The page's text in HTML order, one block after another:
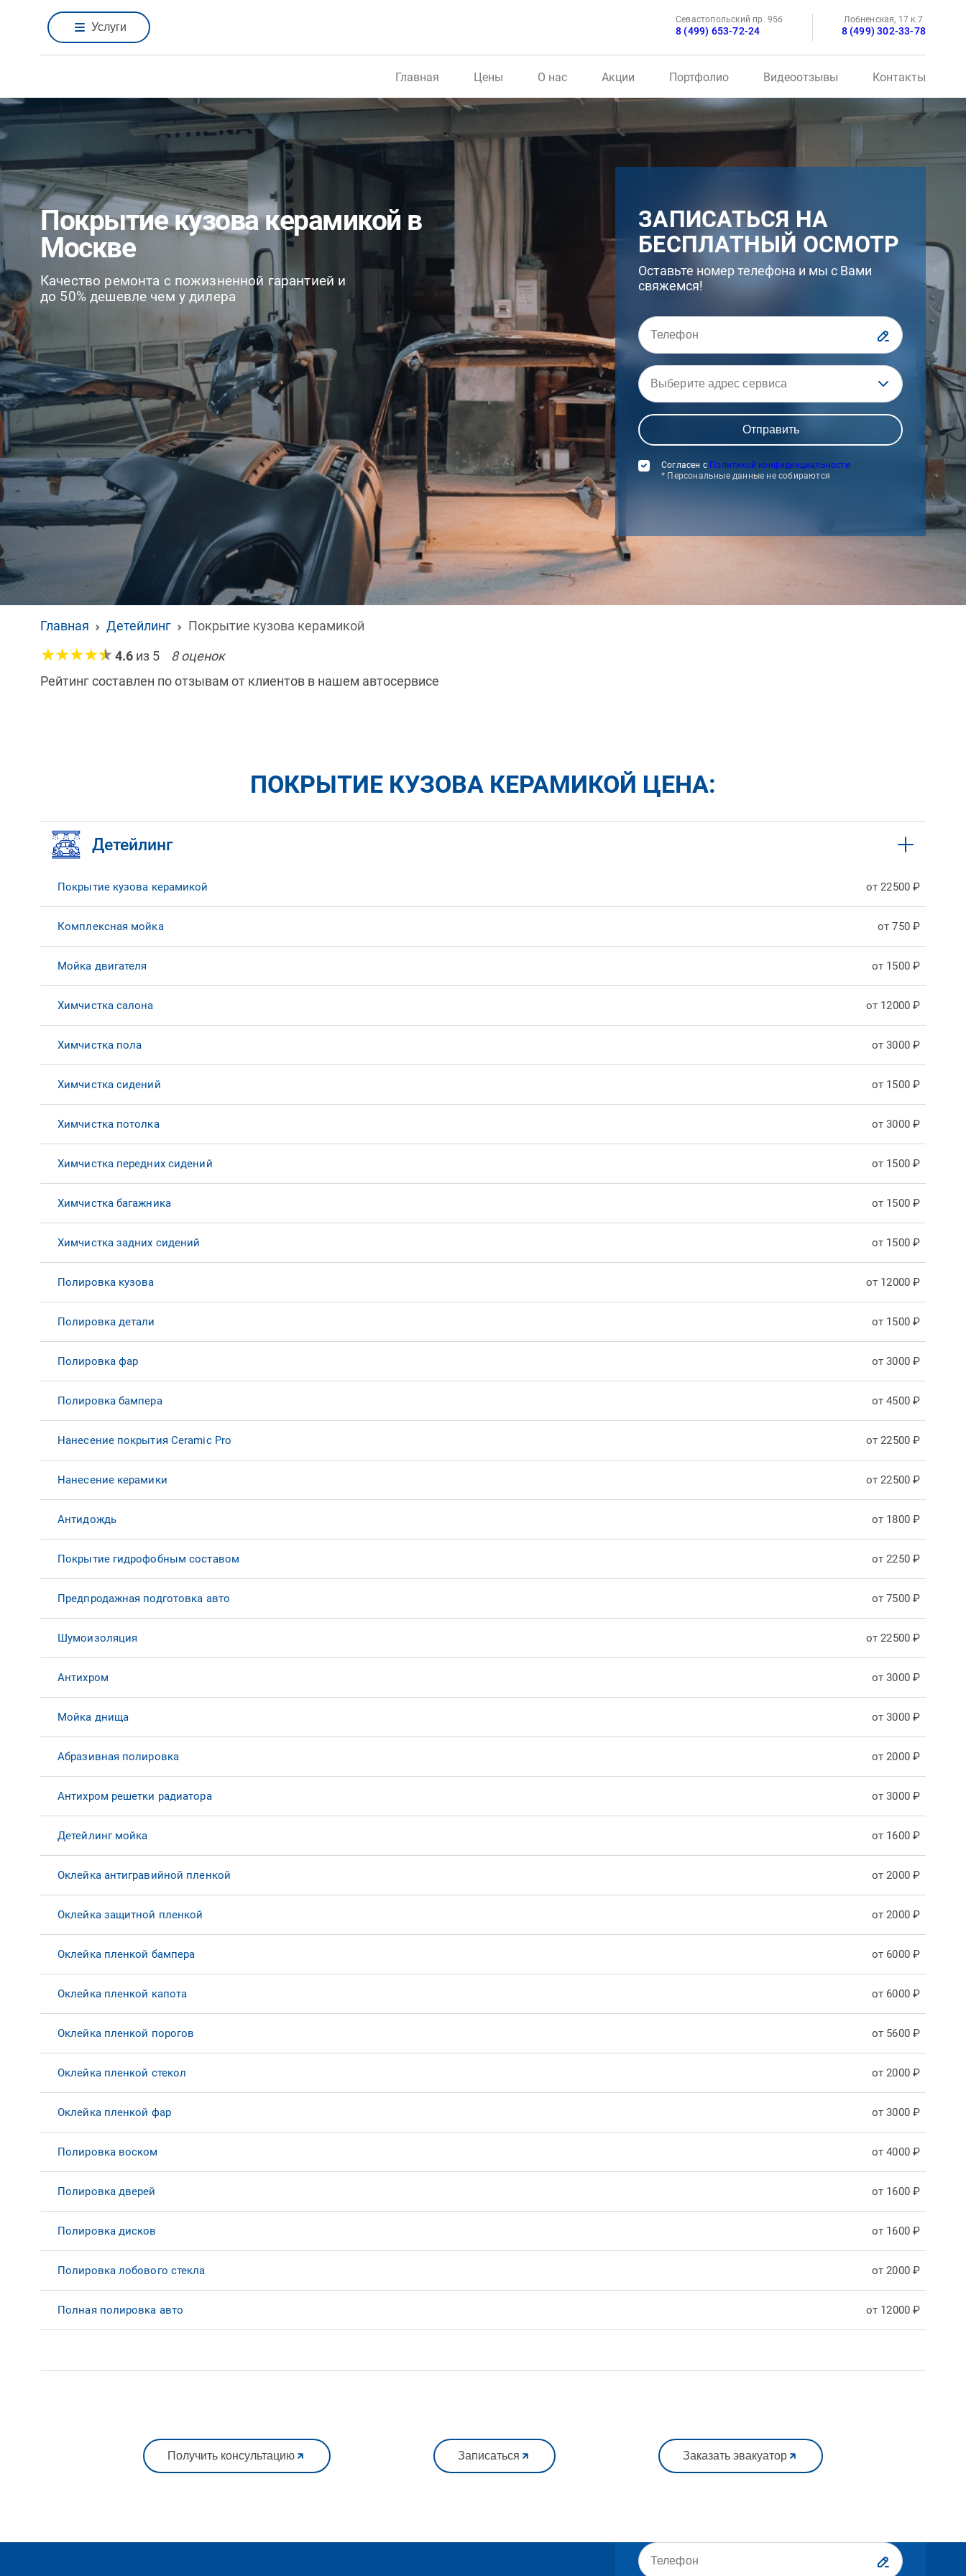
Услуги
Севастопольский пр. 95б
8 (499) 653-72-24
Лобненская, 17 к.7
8 (499) 302-33-78
Главная Цены О нас Акции Портфолио Видеоотзывы Контакты
Покрытие кузова керамикой в
Москве
Качество ремонта с пожизненной гарантией и
до 50% дешевле чем у дилера
ЗАПИСАТЬСЯ НА
БЕСПЛАТНЫЙ ОСМОТР
Оставьте номер телефона и мы с Вами
свяжемся!
Выберите адрес сервиса
Согласен с Политикой конфиденциальности
* Персональные данные не собираются
Главная Детейлинг
Покрытие кузова керамикой
4.6 из 5 8оценок
Рейтинг составлен по отзывам от клиентов в нашем автосервисе
ПОКРЫТИЕ КУЗОВА КЕРАМИКОЙ ЦЕНА:
Детейлинг
Покрытие кузова керамикой от 22500 ₽
Комплексная мойка от 750 ₽
Мойка двигателя от 1500 ₽
Химчистка салона от 12000 ₽
Химчистка пола от 3000 ₽
Химчистка сидений от 1500 ₽
Химчистка потолка от 3000 ₽
Химчистка передних сидений от 1500 ₽
Химчистка багажника от 1500 ₽
Химчистка задних сидений от 1500 ₽
Полировка кузова от 12000 ₽
Полировка детали от 1500 ₽
Полировка фар от 3000 ₽
Полировка бампера от 4500 ₽
Нанесение покрытия Ceramic Pro от 22500 ₽
Нанесение керамики от 22500 ₽
Антидождь от 1800 ₽
Покрытие гидрофобным составом от 2250 ₽
Предпродажная подготовка авто от 7500 ₽
Шумоизоляция от 22500 ₽
Антихром от 3000 ₽
Мойка днища от 3000 ₽
Абразивная полировка от 2000 ₽
Антихром решетки радиатора от 3000 ₽
Детейлинг мойка от 1600 ₽
Оклейка антигравийной пленкой от 2000 ₽
Оклейка защитной пленкой от 2000 ₽
Оклейка пленкой бампера от 6000 ₽
Оклейка пленкой капота от 6000 ₽
Оклейка пленкой порогов от 5600 ₽
Оклейка пленкой стекол от 2000 ₽
Оклейка пленкой фар от 3000 ₽
Полировка воском от 4000 ₽
Полировка дверей от 1600 ₽
Полировка дисков от 1600 ₽
Полировка лобового стекла от 2000 ₽
Полная полировка авто от 12000 ₽
Получить консультацию Записаться Заказать эвакуатор